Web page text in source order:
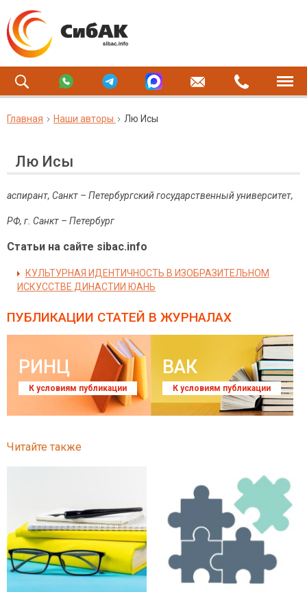
Главная Наши авторы Лю Исы
Лю Исы
аспирант, Санкт – Петербургский государственный университет,
РФ, г. Санкт – Петербург
Статьи на сайте sibac.info
КУЛЬТУРНАЯ ИДЕНТИЧНОСТЬ В ИЗОБРАЗИТЕЛЬНОМ
ИСКУССТВЕ ДИНАСТИИ ЮАНЬ
ПУБЛИКАЦИИ СТАТЕЙ В ЖУРНАЛАХ
РИНЦ
К условиям публикации
ВАК
К условиям публикации
Читайте также